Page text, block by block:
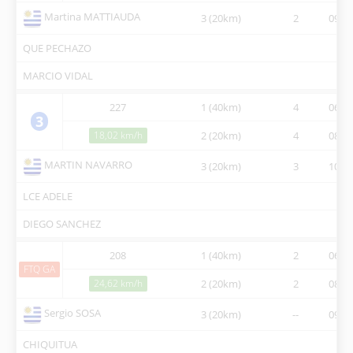
Martina MATTIAUDA 3 (20km) 2
QUE PECHAZO
MARCIO VIDAL
3
227 1 (40km) 4
18,02 km/h 2 (20km) 4
MARTIN NAVARRO 3 (20km) 3
LCE ADELE
DIEGO SANCHEZ
FTQ GA
208 1 (40km) 2
24,62 km/h 2 (20km) 2
Sergio SOSA 3 (20km) --
CHIQUITUA